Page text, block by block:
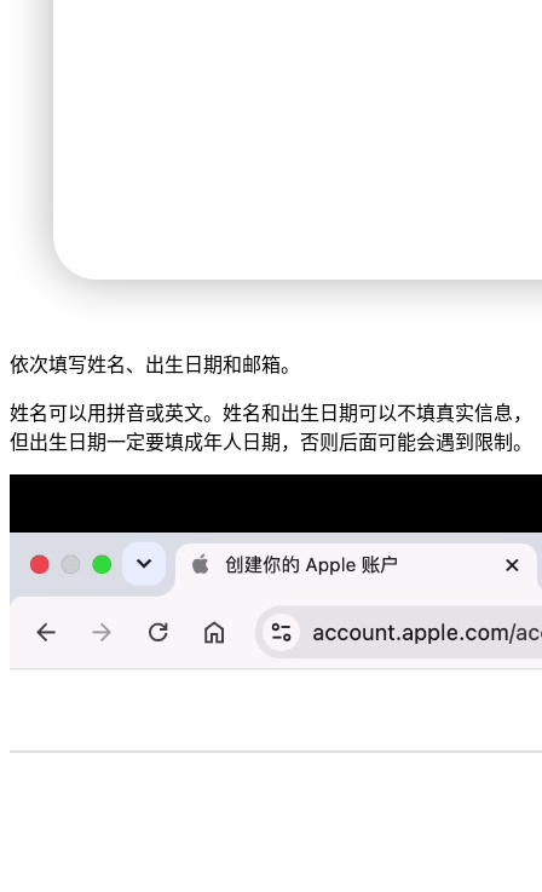
依次填写姓名、出生日期和邮箱。
姓名可以用拼音或英文。姓名和出生日期可以不填真实信息，
但出生日期一定要填成年人日期，否则后面可能会遇到限制。